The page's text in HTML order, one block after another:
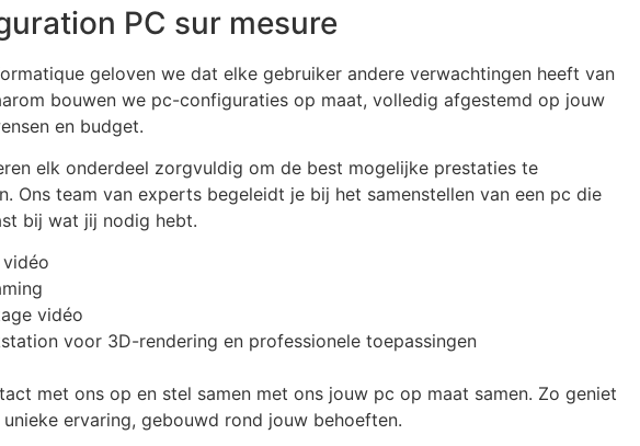
PC sur mesure
geloven we dat elke gebruiker andere verwachtingen heeft van
bouwen we pc-configuraties op maat, volledig afgestemd op jouw
en budget.
elk onderdeel zorgvuldig om de best mogelijke prestaties te
Ons team van experts begeleidt je bij het samenstellen van een pc die
bij wat jij nodig hebt.
vidéo
voor 3D-rendering en professionele toepassingen
met ons op en stel samen met ons jouw pc op maat samen. Zo geniet
unieke ervaring, gebouwd rond jouw behoeften.